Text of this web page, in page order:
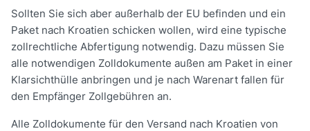
Sollten Sie sich aber außerhalb der EU befinden und ein
Paket nach Kroatien schicken wollen, wird eine typische
zollrechtliche Abfertigung notwendig. Dazu müssen Sie
alle notwendigen Zolldokumente außen am Paket in einer
Klarsichthülle anbringen und je nach Warenart fallen für
den Empfänger Zollgebühren an.
Alle Zolldokumente für den Versand nach Kroatien von